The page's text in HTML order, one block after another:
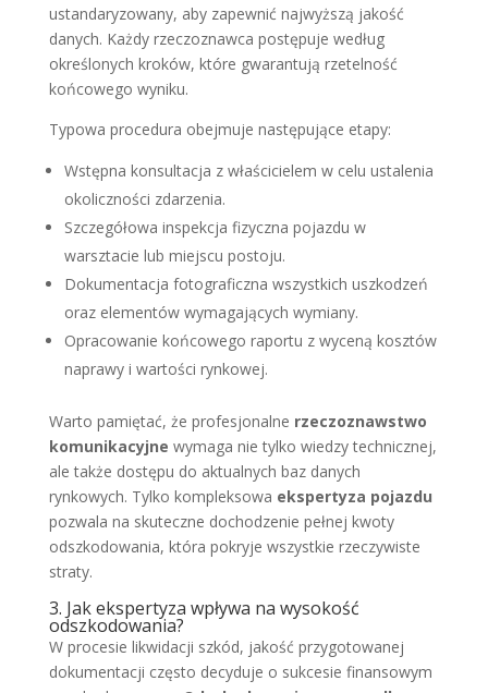
ustandaryzowany, aby zapewnić najwyższą jakość
danych. Każdy rzeczoznawca postępuje według
określonych kroków, które gwarantują rzetelność
końcowego wyniku.
Typowa procedura obejmuje następujące etapy:
Wstępna konsultacja z właścicielem w celu ustalenia
okoliczności zdarzenia.
Szczegółowa inspekcja fizyczna pojazdu w
warsztacie lub miejscu postoju.
Dokumentacja fotograficzna wszystkich uszkodzeń
oraz elementów wymagających wymiany.
Opracowanie końcowego raportu z wyceną kosztów
naprawy i wartości rynkowej.
Warto pamiętać, że profesjonalne rzeczoznawstwo
komunikacyjne wymaga nie tylko wiedzy technicznej,
ale także dostępu do aktualnych baz danych
rynkowych. Tylko kompleksowa ekspertyza pojazdu
pozwala na skuteczne dochodzenie pełnej kwoty
odszkodowania, która pokryje wszystkie rzeczywiste
straty.
3. Jak ekspertyza wpływa na wysokość
odszkodowania?
W procesie likwidacji szkód, jakość przygotowanej
dokumentacji często decyduje o sukcesie finansowym